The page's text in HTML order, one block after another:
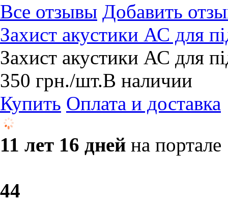
Все отзывы Добавить
Захист акустики АС для
Захист акустики АС для
350 грн./шт.В наличии
Купить Оплата и доставка
11 лет 16 дней на портале
44